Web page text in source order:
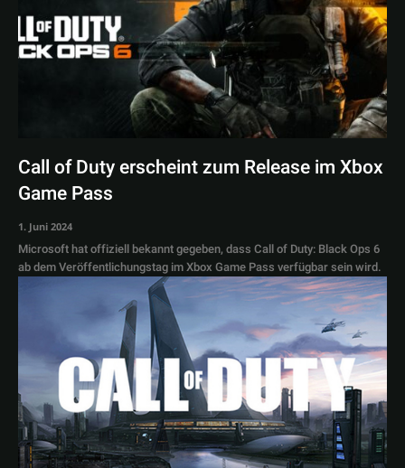
Call of Duty erscheint zum Release im Xbox
Game Pass
1. Juni 2024
Microsoft hat offiziell bekannt gegeben, dass Call of Duty: Black Ops 6
ab dem Veröffentlichungstag im Xbox Game Pass verfügbar sein wird.